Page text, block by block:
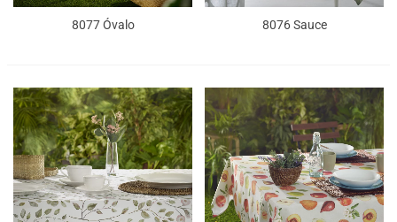
8077 Óvalo 8076 Sauce